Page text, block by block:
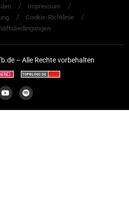
Impressum
Cookie-Richtlinie
– Alle Rechte vorbehalten